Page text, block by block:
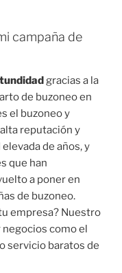
campaña de
gracias a la
de buzoneo en
el buzoneo y
reputación y
de años, y
que han
a poner en
de buzoneo.
empresa? Nuestro
como el
servicio baratos de